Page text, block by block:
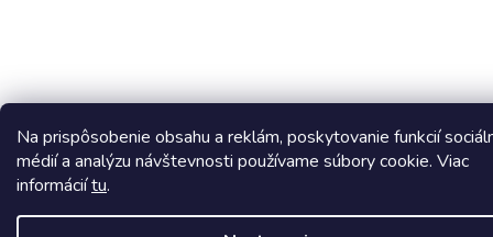
Na prispôsobenie obsahu a reklám, poskytovanie funkcií
médií a analýzu návštevnosti používame súbory cookie. Viac
informáciítu.